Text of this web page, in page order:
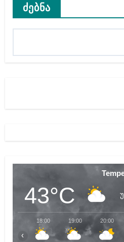
ძებნა
43°C
18:00 19:00 20:00
‹